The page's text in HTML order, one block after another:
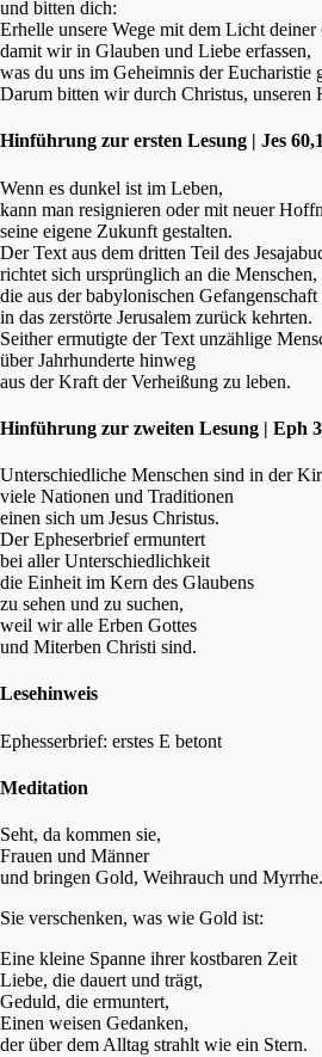
und bitten dich:
Erhelle unsere Wege mit dem Licht deiner
damit wir in Glauben und Liebe erfassen,
was du uns im Geheimnis der Eucharistie
Darum bitten wir durch Christus, unseren
Hinführung zur ersten Lesung | Jes
Wenn es dunkel ist im Leben,
kann man resignieren oder mit neuer
seine eigene Zukunft gestalten.
Der Text aus dem dritten Teil des
richtet sich ursprünglich an die Menschen,
die aus der babylonischen Gefangenschaft
in das zerstörte Jerusalem zurück kehrten.
Seither ermutigte der Text unzählige
über Jahrhunderte hinweg
aus der Kraft der Verheißung zu leben.
Hinführung zur zweiten Lesung | Eph
Unterschiedliche Menschen sind in der
viele Nationen und Traditionen
einen sich um Jesus Christus.
Der Epheserbrief ermuntert
bei aller Unterschiedlichkeit
die Einheit im Kern des Glaubens
zu sehen und zu suchen,
weil wir alle Erben Gottes
und Miterben Christi sind.
Lesehinweis
Ephesserbrief: erstes E betont
Meditation
Seht, da kommen sie,
Frauen und Männer
und bringen Gold, Weihrauch und Myrrhe.
Sie verschenken, was wie Gold ist:
Eine kleine Spanne ihrer kostbaren Zeit
Liebe, die dauert und trägt,
Geduld, die ermuntert,
Einen weisen Gedanken,
der über dem Alltag strahlt wie ein Stern.